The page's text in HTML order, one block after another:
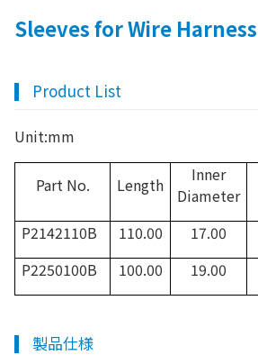
Sleeves for Wire Harness
Product List
Unit:mm
Part No. Length
Inner
Diameter
P2142110B
110.00 17.00
P2250100B
100.00 19.00
製品仕様